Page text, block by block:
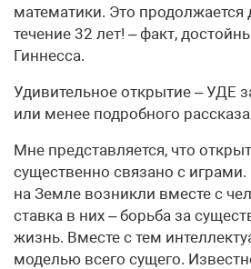
математики. Это продолжается
течение 32 лет! – факт,
Гиннесса.
Удивительное открытие – УДЕ
или менее подробного
Мне представляется, что
существенно связано с
на Земле возникли вместе с
ставка в них – борьба за
жизнь. Вместе с тем
моделью всего сущего.